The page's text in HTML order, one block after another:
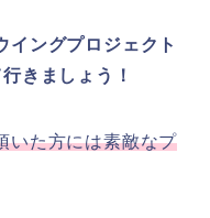
イングプロジェクト
きましょう！
いた方には素敵なプ